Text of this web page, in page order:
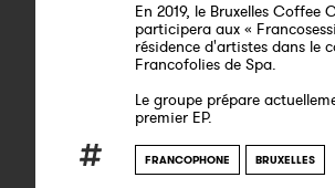
En 2019, le Bruxelles Coffee
participera aux «
résidence d'artistes dans le
Francofolies de Spa.
Le groupe prépare
premier EP.
FRANCOPHONE BRUXELLES